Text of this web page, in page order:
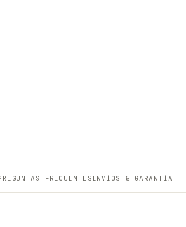
FRECUENTES ENVÍOS & GARANTÍA